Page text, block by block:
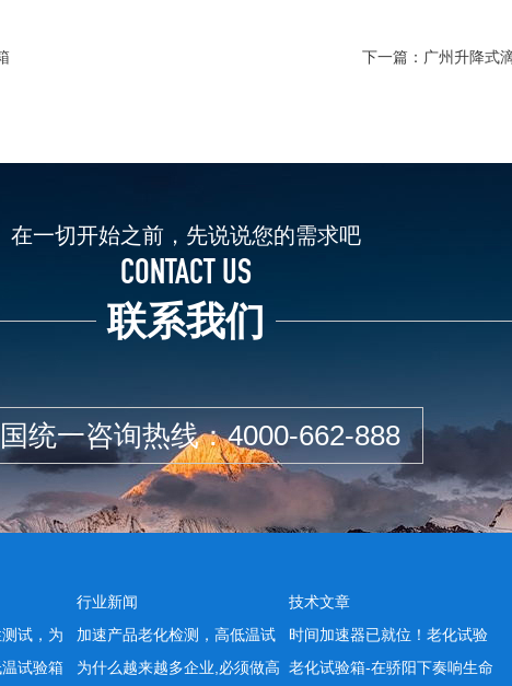
下一篇： 广州升降式
在一切开始之前，先说说您的需求吧
CONTACT US
联系我们
统一咨询热线：4000-662-888
试，为
试验箱
行业新闻
加速产品老化检测，高低温试
为什么越来越多企业,必须做高
技术文章
时间加速器已就位！老化试验
老化试验箱-在骄阳下奏响生命